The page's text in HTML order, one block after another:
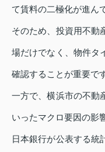
て賃料の二極化が進ん
そのため、投資用不動
場だけでなく、物件タ
確認することが重要です
一方で、横浜市の不動
いったマクロ要因の影
日本銀行が公表する統